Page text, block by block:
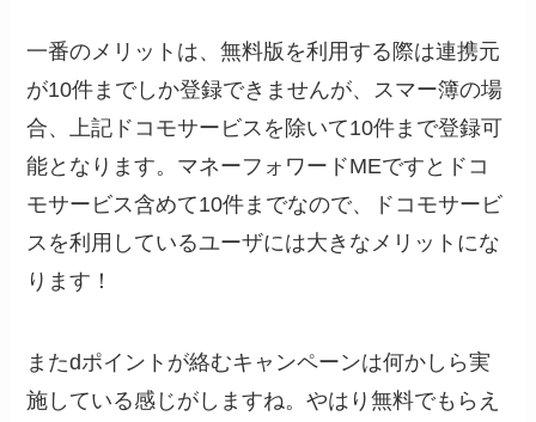
一番のメリットは、無料版を利用する際は連携元
が10件までしか登録できませんが、スマー簿の場
合、上記ドコモサービスを除いて10件まで登録可
能となります。マネーフォワードMEですとドコ
モサービス含めて10件までなので、ドコモサービ
スを利用しているユーザには大きなメリットにな
ります！
またdポイントが絡むキャンペーンは何かしら実
施している感じがしますね。やはり無料でもらえ